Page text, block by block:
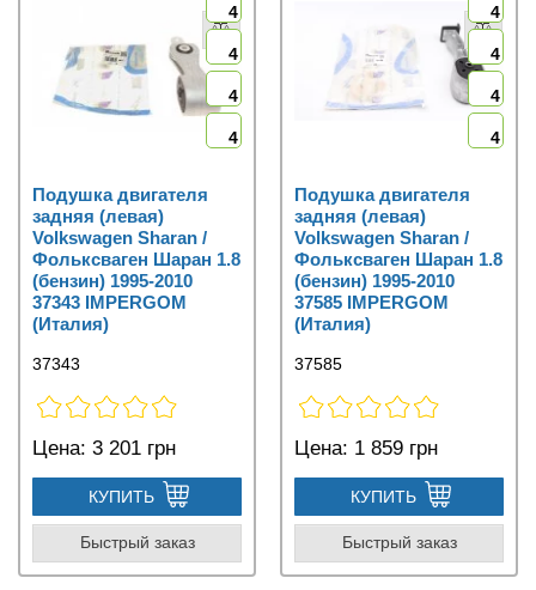
4
4
4
4
Подушка двигателя
задняя (левая)
Volkswagen Sharan /
Фольксваген Шаран 1.8
(бензин) 1995-2010
37343 IMPERGOM
(Италия)
37343
Цена: 3 201 грн
КУПИТЬ
Быстрый заказ
4
4
4
4
Подушка двигателя
задняя (левая)
Volkswagen Sharan /
Фольксваген Шаран 1.8
(бензин) 1995-2010
37585 IMPERGOM
(Италия)
37585
Цена: 1 859 грн
КУПИТЬ
Быстрый заказ